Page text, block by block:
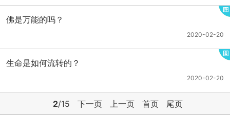
佛是万能的吗？
2020-02-20
生命是如何流转的？
2020-02-20
2/15 下一页 上一页 首页 尾页